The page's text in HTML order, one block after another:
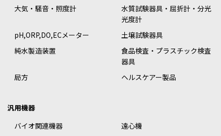
大気・騒音・照度計
水質試験器具・屈折計・分光
光度計
pH,ORP,DO,ECメーター
土壌試験器具
純水製造装置
食品検査・プラスチック検査
器具
局方
ヘルスケアー製品
汎用機器
バイオ関連機器
遠心機